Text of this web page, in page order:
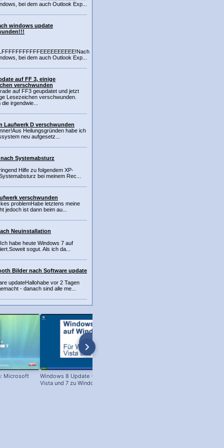
bei dem auch Outlook Exp...
windows update
bei dem auch Outlook Exp...
auf FF 3, einige
verschwunden
auf FF3 geupdatet und jetzt
Lesezeichen verschwunden.
die irgendwie...
Laufwerk D verschwunden
Heilungsgründen habe ich
neu aufgesetz...
Systemabsturz
Hilfe zu folgendem XP-
bei meinem Rec...
verschwunden
problemHabe letztens meine
jedoch ist dann beim au...
Neuinstallation
habe heute Windows 7 auf
sogut. Als ich da...
Bilder nach Software update
updateHallohabe vor 2 Tagen
- danach sind alle me...
Microsoft
Windows 8 Update - Von Win XP,
Vista und 7 zu Windows 8!